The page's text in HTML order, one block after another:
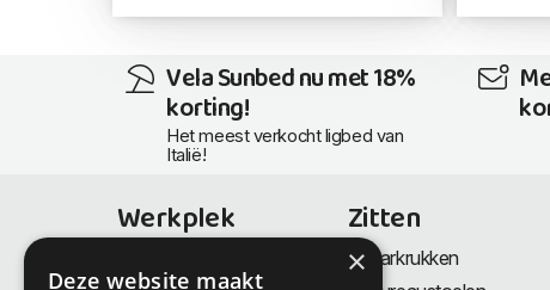
Vela Sunbed nu met 18%
korting!
Het meest verkocht ligbed van
Italië!
Werkplek Zitten
Barkrukken
×
Deze website maakt